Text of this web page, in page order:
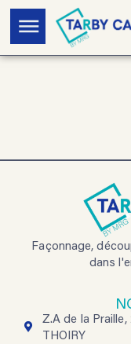
Aller
Façonnage,
dans
Z.A de la
THOIRY